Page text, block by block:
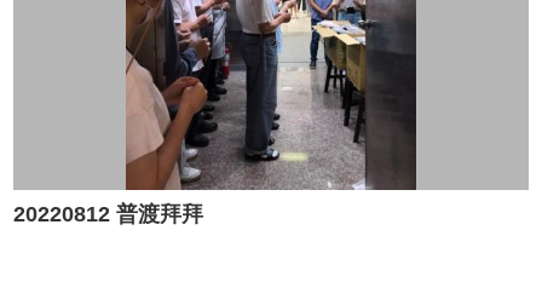
20220812 普渡拜拜